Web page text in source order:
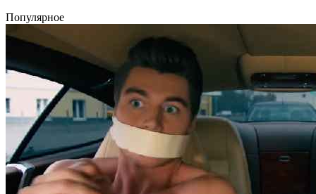
Популярное